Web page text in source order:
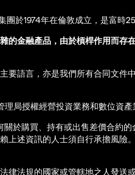
於1974年在倫敦成立，是富時
金融產品，由於槓桿作用而
語言，亦是我們所有合同文件
局授權經營投資業務和數位資產
於購買、持有或出售差價合約
述資訊的人士須自行承擔風
法規的國家或管轄地之人發送或